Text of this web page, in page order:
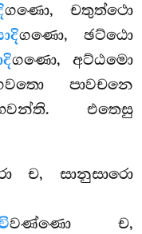
ගණො, චතුත්ථො
ගණො, ඡට්ඨො
ගණො, අට්ඨමො
පාවචනෙ
එතෙසු
ච, සානුසාරො
වණ්ණො ච,